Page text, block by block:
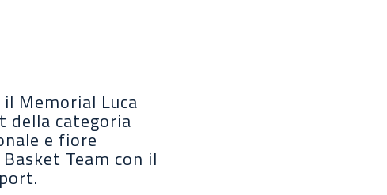
Memorial Luca
della categoria
e fiore
Team con il